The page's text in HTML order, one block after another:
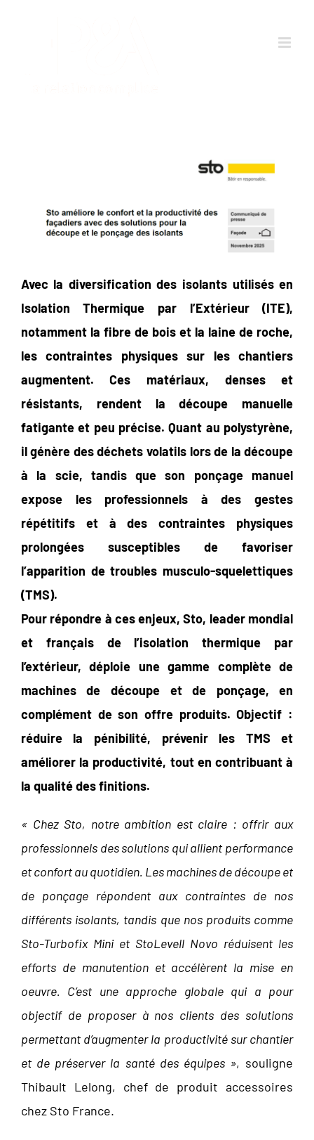
Avec la diversification des isolants utilisés en
Isolation Thermique par l’Extérieur (ITE),
notamment la fibre de bois et la laine de roche,
les contraintes physiques sur les chantiers
augmentent. Ces matériaux, denses et
résistants, rendent la découpe manuelle
fatigante et peu précise. Quant au polystyrène,
il génère des déchets volatils lors de la découpe
à la scie, tandis que son ponçage manuel
expose les professionnels à des gestes
répétitifs et à des contraintes physiques
prolongées susceptibles de favoriser
l’apparition de troubles musculo-squelettiques
(TMS).
Pour répondre à ces enjeux, Sto, leader mondial
et français de l’isolation thermique par
l’extérieur, déploie une gamme complète de
machines de découpe et de ponçage, en
complément de son offre produits. Objectif :
réduire la pénibilité, prévenir les TMS et
améliorer la productivité, tout en contribuant à
la qualité des finitions.
« Chez Sto, notre ambition est claire : offrir aux
professionnels des solutions qui allient performance
et confort au quotidien. Les machines de découpe et
de ponçage répondent aux contraintes de nos
différents isolants, tandis que nos produits comme
Sto-Turbofix Mini et StoLevell Novo réduisent les
efforts de manutention et accélèrent la mise en
oeuvre. C’est une approche globale qui a pour
objectif de proposer à nos clients des solutions
permettant d’augmenter la productivité sur chantier
et de préserver la santé des équipes », souligne
Thibault Lelong, chef de produit accessoires
chez Sto France.